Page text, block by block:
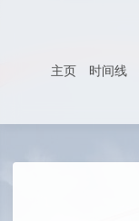
主页 时间线